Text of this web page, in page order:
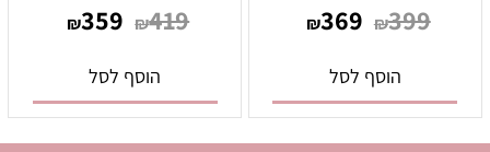
₪399
₪369
הוסף לסל
₪419
₪359
הוסף לסל